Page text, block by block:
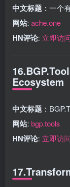
中文标题 ：一个
网站: ache.one
HN评论: 立即访
Ecosystem
中文标题 ：
网站: bgp.tools
HN评论: 立即访